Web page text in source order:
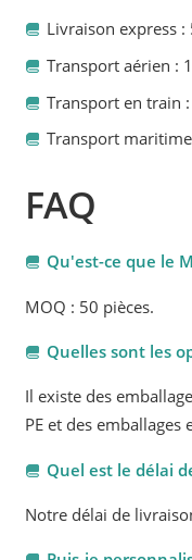
Livraison express :
Transport aérien :
Transport en train
Transport
FAQ
Qu'est-ce que le
MOQ : 50 pièces.
Quelles sont les
Il existe des
PE et des emballages
Quel est le délai
Notre délai de